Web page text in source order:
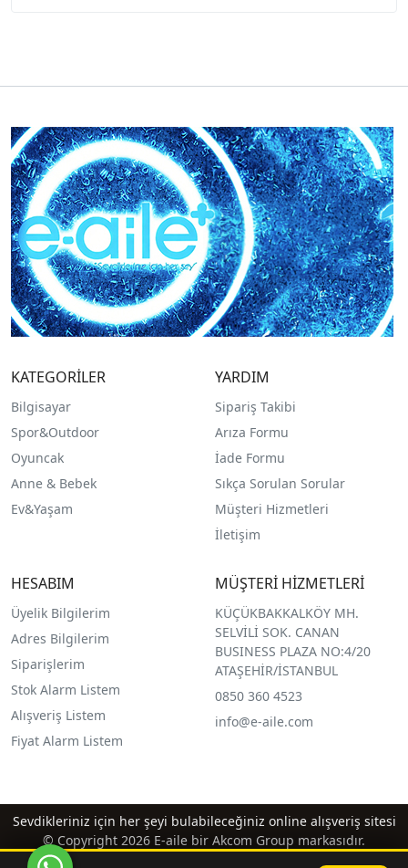
KATEGORİLER
Bilgisayar
Spor&Outdoor
Oyuncak
Anne & Bebek
Ev&Yaşam
YARDIM
Sipariş Takibi
Arıza Formu
İade Formu
Sıkça Sorulan Sorular
Müşteri Hizmetleri
İletişim
HESABIM
Üyelik Bilgilerim
Adres Bilgilerim
Siparişlerim
Stok Alarm Listem
Alışveriş Listem
Fiyat Alarm Listem
MÜŞTERİ HİZMETLERİ
KÜÇÜKBAKKALKÖY MH.
SELVİLİ SOK. CANAN
BUSINESS PLAZA NO:4/20
ATAŞEHİR/İSTANBUL
0850 360 4523
info@e-aile.com
Sevdikleriniz için her şeyi bulabileceğiniz online alışveriş sitesi
© Copyright 2026 E-aile bir Akcom Group markasıdır.